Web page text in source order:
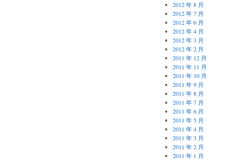
2012 年 8 月
2012 年 7 月
2012 年 6 月
2012 年 4 月
2012 年 3 月
2012 年 2 月
2011 年 12 月
2011 年 11 月
2011 年 10 月
2011 年 9 月
2011 年 8 月
2011 年 7 月
2011 年 6 月
2011 年 5 月
2011 年 4 月
2011 年 3 月
2011 年 2 月
2011 年 1 月